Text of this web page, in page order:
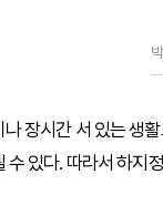
장시간 서 있는 생
수 있다. 따라서 하지